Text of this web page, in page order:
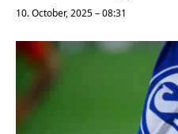
10. October, 2025 – 08:31